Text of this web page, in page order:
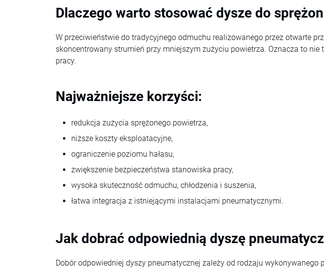
Dlaczego warto stosować dysze do
W przeciwieństwie do tradycyjnego odmuchu realizowanego przez otwarte
skoncentrowany strumień przy mniejszym zużyciu powietrza. Oznacza to
pracy.
Najważniejsze korzyści:
redukcja zużycia sprężonego powietrza,
niższe koszty eksploatacyjne,
ograniczenie poziomu hałasu,
zwiększenie bezpieczeństwa stanowiska pracy,
wysoka skuteczność odmuchu, chłodzenia i suszenia,
łatwa integracja z istniejącymi instalacjami pneumatycznymi.
Jak dobrać odpowiednią dyszę
Dobór odpowiedniej dyszy pneumatycznej zależy od rodzaju